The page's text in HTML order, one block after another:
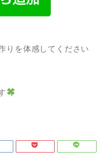
りを体感してください